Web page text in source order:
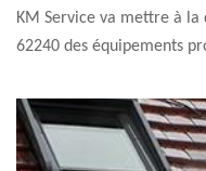
KM Service va mettre à la
62240 des équipements